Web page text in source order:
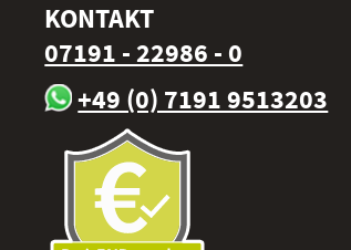
KONTAKT
07191 - 22986 - 0
+49 (0) 7191 9513203